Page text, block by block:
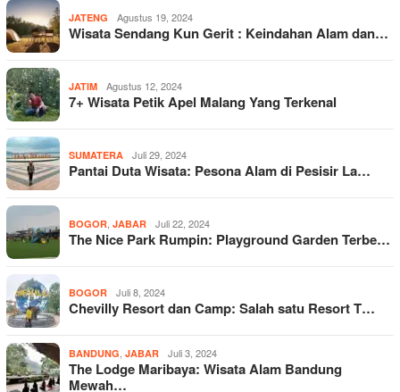
JATENG Agustus 19, 2024
Wisata Sendang Kun Gerit : Keindahan Alam dan…
JATIM Agustus 12, 2024
7+ Wisata Petik Apel Malang Yang Terkenal
SUMATERA Juli 29, 2024
Pantai Duta Wisata: Pesona Alam di Pesisir La…
BOGOR JABAR Juli 22, 2024
The Nice Park Rumpin: Playground Garden Terbe…
BOGOR Juli 8, 2024
Chevilly Resort dan Camp: Salah satu Resort T…
BANDUNG JABAR Juli 3, 2024
The Lodge Maribaya: Wisata Alam Bandung
Mewah…